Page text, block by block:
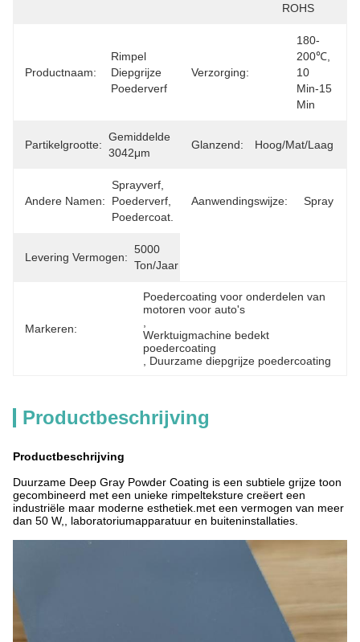
ROHS
Productnaam:
Rimpel
Diepgrijze
Poederverf
Verzorging:
180-
200℃,
10
Min-15
Min
Partikelgrootte:
Gemiddelde
3042μm
Glanzend: Hoog/mat/laag
Andere Namen:
Sprayverf,
Poederverf,
Poedercoat.
Aanwendingswijze: Spray
Levering Vermogen:
5000
Ton/jaar
Markeren:
Poedercoating voor onderdelen van
motoren voor auto's
Werktuigmachine bedekt
poedercoating
Duurzame diepgrijze poedercoating
Productbeschrijving
Productbeschrijving
Duurzame Deep Gray Powder Coating is een subtiele grijze toon
gecombineerd met een unieke rimpelteksture creëert een
industriële maar moderne esthetiek.met een vermogen van meer
dan 50 W,, laboratoriumapparatuur en buiteninstallaties.